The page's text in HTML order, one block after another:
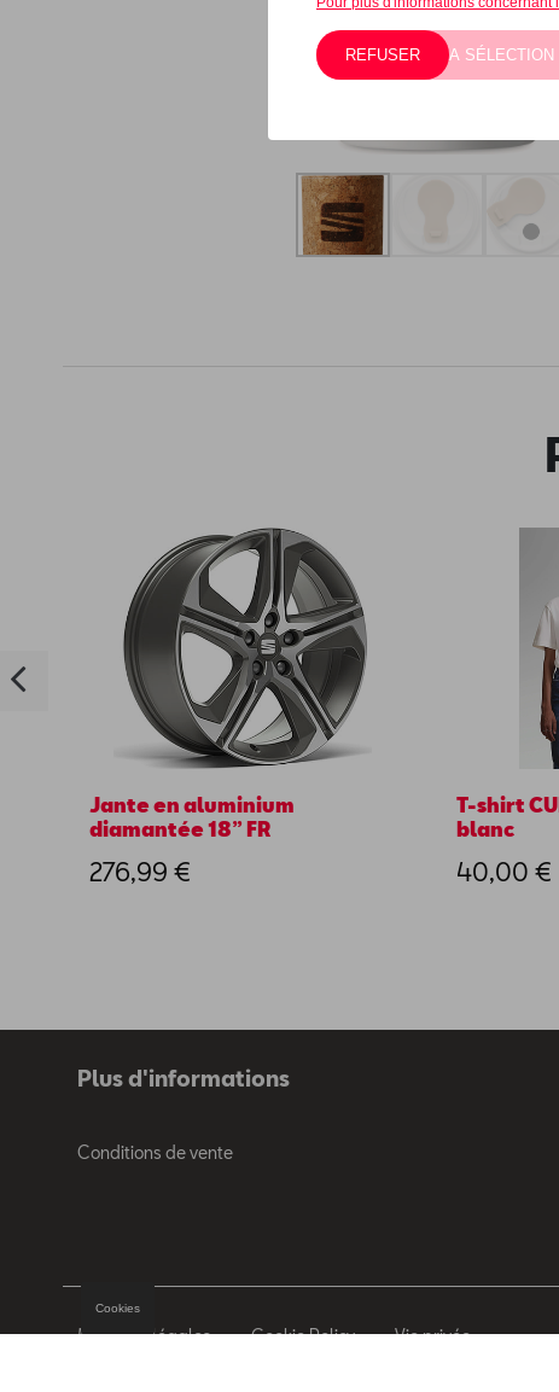
Jante en aluminium
diamantée 18” FR
276,99 €
T-shirt
blanc
40,00 €
Plus d'informations
Conditions de vente
Mentions légales Cookie Policy Vie privée
Cookies